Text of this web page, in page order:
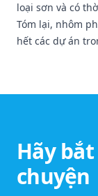
loại sơn và có
Tóm lại, nhôm
hết các dự án
Hãy
chuyện